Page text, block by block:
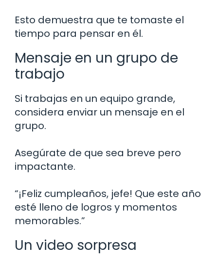
Esto demuestra que te tomaste el
tiempo para pensar en él.
Mensaje en un grupo de
trabajo
Si trabajas en un equipo grande,
considera enviar un mensaje en el
grupo.
Asegúrate de que sea breve pero
impactante.
“¡Feliz cumpleaños, jefe! Que este año
esté lleno de logros y momentos
memorables.”
Un video sorpresa